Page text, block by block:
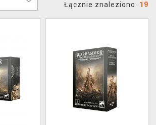
Łącznie znaleziono: 19